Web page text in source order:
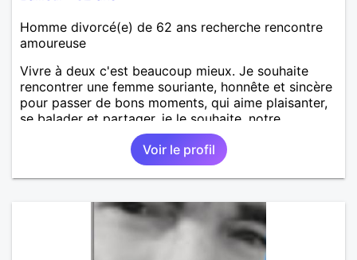
Homme divorcé(e) de 62 ans recherche rencontre
amoureuse
Vivre à deux c'est beaucoup mieux. Je souhaite
rencontrer une femme souriante, honnête et sincère
pour passer de bons moments, qui aime plaisanter,
se balader et partager, je le souhaite, notre
complicité. J'aime beaucoup les chantiers de
randonnée pour se défouler, se relaxer, se détendre
et finalement prendre du bon temps. C'est difficile
de tout dire en quelques lignes. En revanche, vous
d'informations. A bientôt
Voir le profil